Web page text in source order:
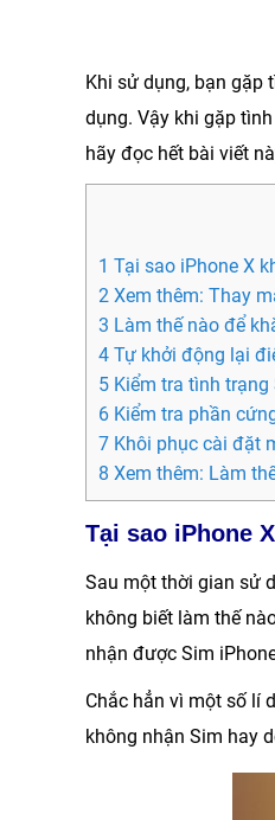
Khi sử dụng, bạn gặp
dụng. Vậy khi gặp
hãy đọc hết bài viết
1 Tại sao iPhone X
2 Xem thêm: Thay
3 Làm thế nào để
4 Tự khởi động lại
5 Kiểm tra tình trạng
6 Kiểm tra phần
7 Khôi phục cài đặt
8 Xem thêm: Làm
Tại sao iPhone
Sau một thời gian sử
không biết làm thế
nhận được Sim
Chắc hẳn vì một số lí
không nhận Sim hay